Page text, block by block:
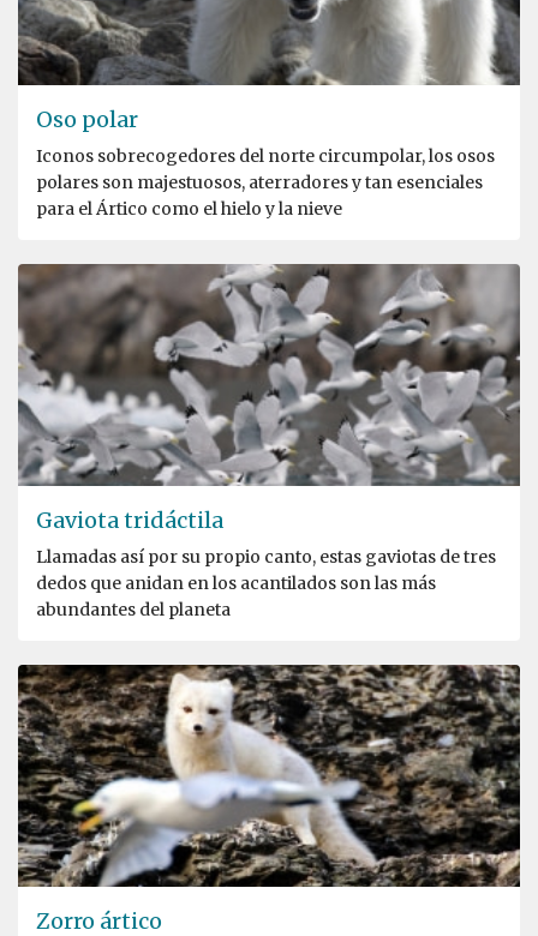
Oso polar
Iconos sobrecogedores del norte circumpolar, los osos
polares son majestuosos, aterradores y tan esenciales
para el Ártico como el hielo y la nieve
Gaviota tridáctila
Llamadas así por su propio canto, estas gaviotas de tres
dedos que anidan en los acantilados son las más
abundantes del planeta
Zorro ártico